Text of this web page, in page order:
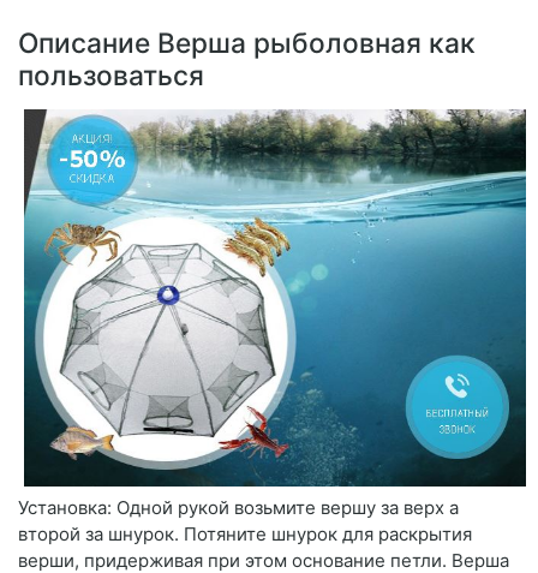
Описание Верша рыболовная как
пользоваться
Установка: Одной рукой возьмите вершу за верх а
второй за шнурок. Потяните шнурок для раскрытия
верши, придерживая при этом основание петли. Верша